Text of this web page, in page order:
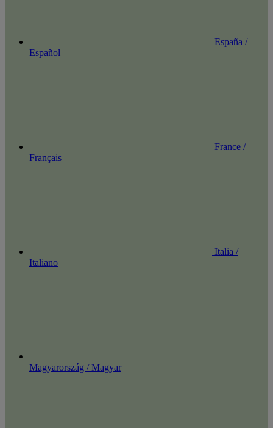
España /
Español
France /
Français
Italia /
Italiano
Magyarország / Magyar